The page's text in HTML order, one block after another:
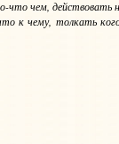
что чем, действовать
к чему, толкать